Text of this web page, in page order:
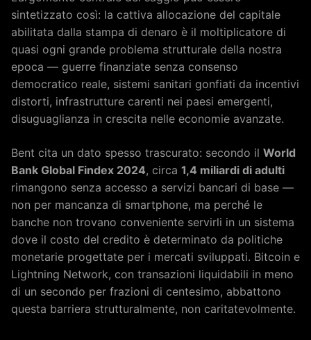
sintetizzato così: la cattiva allocazione del capitale
abilitata dalla stampa di denaro è il moltiplicatore di
quasi ogni grande problema strutturale della nostra
epoca — guerre finanziate senza consenso
democratico reale, sistemi sanitari gonfiati da incentivi
distorti, infrastrutture carenti nei paesi emergenti,
disuguaglianza in crescita nelle economie avanzate.
Bent cita un dato spesso trascurato: secondo il World
Bank Global Findex 2024, circa 1,4 miliardi di adulti
rimangono senza accesso a servizi bancari di base —
non per mancanza di smartphone, ma perché le
banche non trovano conveniente servirli in un sistema
dove il costo del credito è determinato da politiche
monetarie progettate per i mercati sviluppati. Bitcoin e
Lightning Network, con transazioni liquidabili in meno
di un secondo per frazioni di centesimo, abbattono
questa barriera strutturalmente, non caritatevolmente.